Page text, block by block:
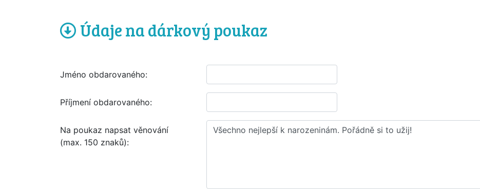
Údaje na dárkový poukaz
Jméno obdarovaného:
Příjmení obdarovaného:
Na poukaz napsat věnování
(max. 150 znaků):